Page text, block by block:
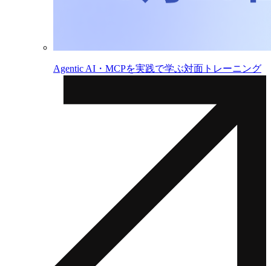
Agentic AI・MCPを実践で学ぶ対面トレーニング